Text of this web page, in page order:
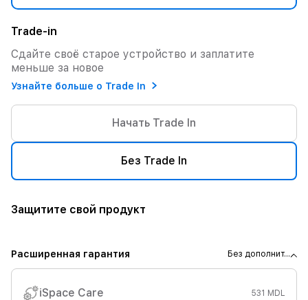
Trade-in
Сдайте своё старое устройство и заплатите
меньше за новое
Узнайте больше о Trade In
Начать Trade In
Без Trade In
Защитите свой продукт
Расширенная гарантия Без дополнит...
iSpace Care 531 MDL